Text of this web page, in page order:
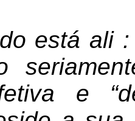
está ali
e